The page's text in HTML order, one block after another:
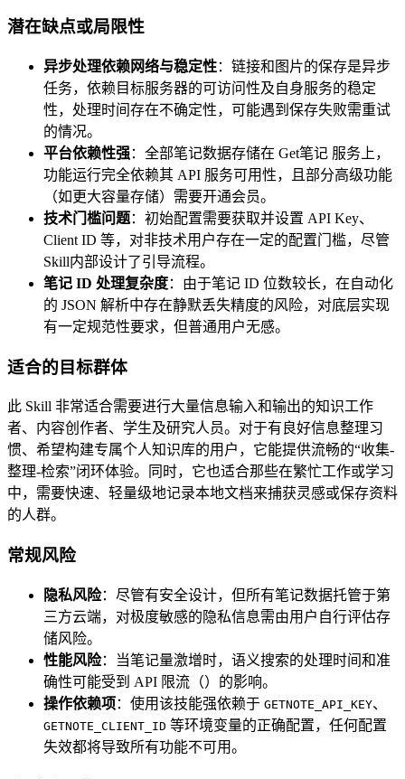
潜在缺点或局限性
异步处理依赖网络与稳定性：链接和图片的保存是异步
任务，依赖目标服务器的可访问性及自身服务的稳定
性，处理时间存在不确定性，可能遇到保存失败需重试
的情况。
平台依赖性强：全部笔记数据存储在 Get笔记 服务上，
功能运行完全依赖其 API 服务可用性，且部分高级功能
（如更大容量存储）需要开通会员。
技术门槛问题：初始配置需要获取并设置 API Key、
Client ID 等，对非技术用户存在一定的配置门槛，尽管
Skill内部设计了引导流程。
笔记 ID 处理复杂度：由于笔记 ID 位数较长，在自动化
的 JSON 解析中存在静默丢失精度的风险，对底层实现
有一定规范性要求，但普通用户无感。
适合的目标群体
此 Skill 非常适合需要进行大量信息输入和输出的知识工作
者、内容创作者、学生及研究人员。对于有良好信息整理习
惯、希望构建专属个人知识库的用户，它能提供流畅的“收集-
整理-检索”闭环体验。同时，它也适合那些在繁忙工作或学习
中，需要快速、轻量级地记录本地文档来捕获灵感或保存资料
的人群。
常规风险
隐私风险：尽管有安全设计，但所有笔记数据托管于第
三方云端，对极度敏感的隐私信息需由用户自行评估存
储风险。
性能风险：当笔记量激增时，语义搜索的处理时间和准
确性可能受到 API 限流（）的影响。
操作依赖项 ：使用该技能强依赖于 GETNOTE_API_KEY、
GETNOTE_CLIENT_ID 等环境变量的正确配置，任何配置
失效都将导致所有功能不可用。